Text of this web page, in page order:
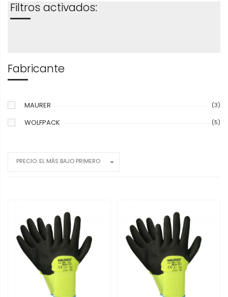
Filtros activados:
Fabricante
MAURER (3)
WOLFPACK (5)
PRECIO: EL MÁS BAJO PRIMERO